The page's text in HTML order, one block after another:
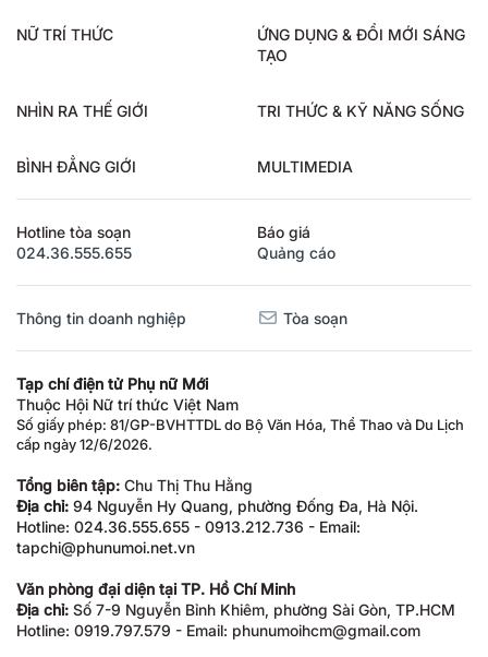
NỮ TRÍ THỨC
ỨNG DỤNG & ĐỔI MỚI SÁNG
TẠO
NHÌN RA THẾ GIỚI TRI THỨC & KỸ NĂNG SỐNG
BÌNH ĐẲNG GIỚI MULTIMEDIA
Hotline tòa soạn
024.36.555.655
Báo giá
Quảng cáo
Thông tin doanh nghiệp Tòa soạn
Tạp chí điện tử Phụ nữ Mới
Thuộc Hội Nữ trí thức Việt Nam
Số giấy phép: 81/GP-BVHTTDL do Bộ Văn Hóa, Thể Thao và Du Lịch
cấp ngày 12/6/2026.
Tổng biên tập: Chu Thị Thu Hằng
Địa chỉ: 94 Nguyễn Hy Quang, phường Đống Đa, Hà Nội.
Hotline: 024.36.555.655 - 0913.212.736 - Email:
tapchi@phunumoi.net.vn
Văn phòng đại diện tại TP. Hồ Chí Minh
Địa chỉ: Số 7-9 Nguyễn Bỉnh Khiêm, phường Sài Gòn, TP.HCM
Hotline: 0919.797.579 - Email: phunumoihcm@gmail.com